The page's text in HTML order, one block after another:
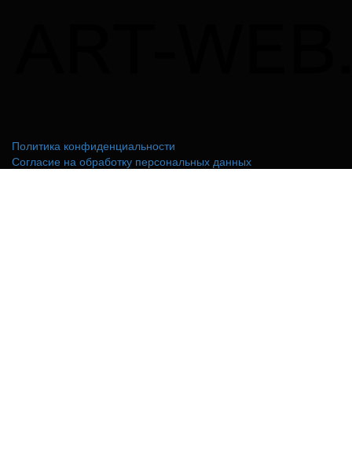
Политика конфиденциальности
Согласие на обработку персональных данных